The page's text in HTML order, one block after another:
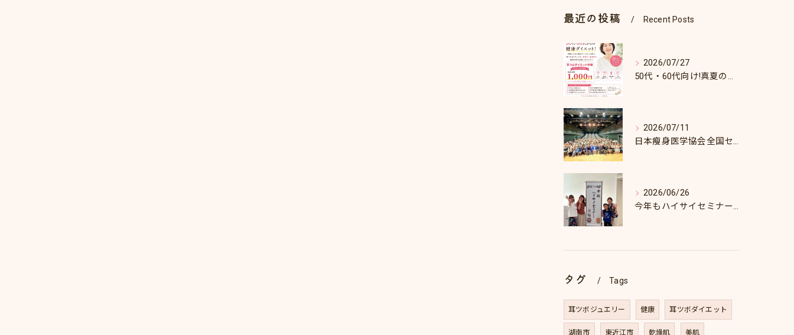
最近の投稿 Recent Posts
2026/07/27
50代・60代向け!真夏のダイエットキャンペーン♪8/31まで！
2026/07/11
日本瘦身医学協会全国セミナーin東京
2026/06/26
今年もハイサイセミナーに行ってきました
タグ Tags
耳ツボジュエリー 健康 耳ツボダイエット
湖南市 東近江市 乾燥肌 美肌